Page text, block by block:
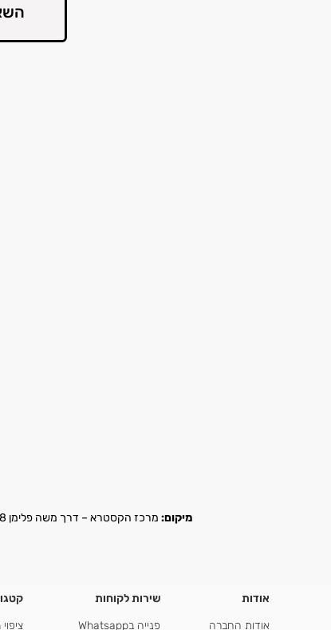
מיקום: מרכז הקסטרא – דרך משה פלימן 8, חיפה |
אודות
אודות החברה
שירות לקוחות
פנייה בWhatsapp